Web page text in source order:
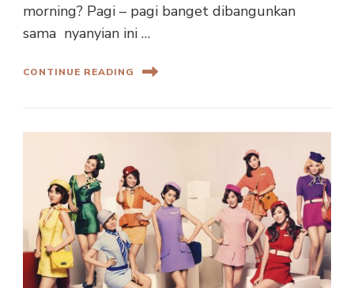
morning? Pagi – pagi banget dibangunkan
sama nyanyian ini …
CONTINUE READING